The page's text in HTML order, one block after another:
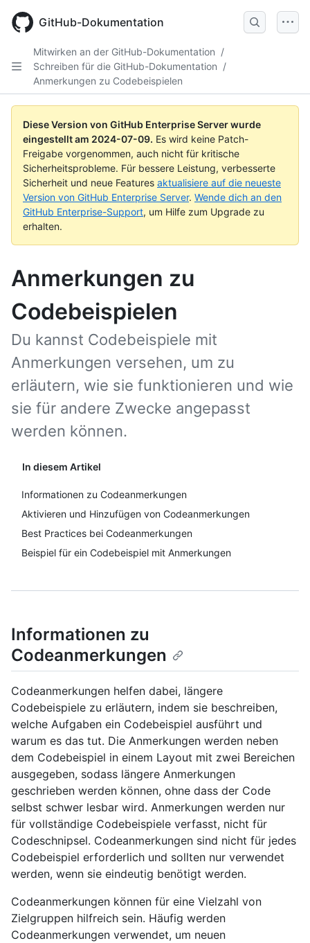
main
GitHub-Dokumentation
Mitwirken an der GitHub-Dokumentation /
Schreiben für die GitHub-Dokumentation /
Anmerkungen zu Codebeispielen
Diese Version von GitHub Enterprise Server wurde
eingestellt am 2024-07-09. Es wird keine Patch-
Freigabe vorgenommen, auch nicht für kritische
Sicherheitsprobleme. Für bessere Leistung, verbesserte
Sicherheit und neue Features aktualisiere auf die neueste
Version von GitHub Enterprise Server. Wende dich an den
GitHub Enterprise-Support, um Hilfe zum Upgrade zu
erhalten.
Anmerkungen zu
Codebeispielen
Du kannst Codebeispiele mit
Anmerkungen versehen, um zu
erläutern, wie sie funktionieren und wie
sie für andere Zwecke angepasst
werden können.
In diesem Artikel
Informationen zu Codeanmerkungen
Aktivieren und Hinzufügen von Codeanmerkungen
Best Practices bei Codeanmerkungen
Beispiel für ein Codebeispiel mit Anmerkungen
Informationen zu
Codeanmerkungen
Codeanmerkungen helfen dabei, längere
Codebeispiele zu erläutern, indem sie beschreiben,
welche Aufgaben ein Codebeispiel ausführt und
warum es das tut. Die Anmerkungen werden neben
dem Codebeispiel in einem Layout mit zwei Bereichen
ausgegeben, sodass längere Anmerkungen
geschrieben werden können, ohne dass der Code
selbst schwer lesbar wird. Anmerkungen werden nur
für vollständige Codebeispiele verfasst, nicht für
Codeschnipsel. Codeanmerkungen sind nicht für jedes
Codebeispiel erforderlich und sollten nur verwendet
werden, wenn sie eindeutig benötigt werden.
Codeanmerkungen können für eine Vielzahl von
Zielgruppen hilfreich sein. Häufig werden
Codeanmerkungen verwendet, um neuen